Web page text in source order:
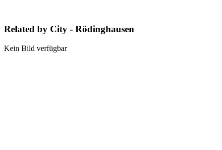
Related by City - Rödinghausen
Kein Bild verfügbar